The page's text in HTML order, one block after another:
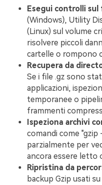
Esegui controlli sul
(Windows), Utility
(Linux) sul volume
risolvere piccoli
cartelle o rompono
Recupera da
Se i file .gz sono
applicazioni,
temporanee o
frammenti
Ispeziona archivi
comandi come
parzialmente per
ancora essere letto
Ripristina da
backup Gzip usati